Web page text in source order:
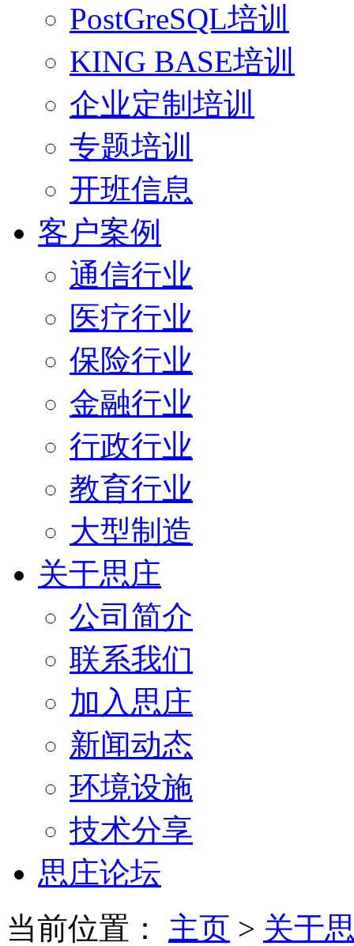
PostGreSQL培训
KING BASE培训
企业定制培训
专题培训
开班信息
客户案例
通信行业
医疗行业
保险行业
金融行业
行政行业
教育行业
大型制造
关于思庄
公司简介
联系我们
加入思庄
新闻动态
环境设施
技术分享
思庄论坛
当前位置：
主页 > 关于